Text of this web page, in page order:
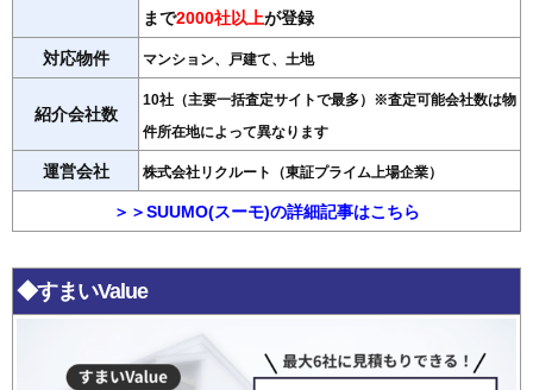
まで2000社以上が登録
対応物件 マンション、戸建て、土地
紹介会社数
10社（主要一括査定サイトで最多）※査定可能会社数は物
件所在地によって異なります
運営会社 株式会社リクルート（東証プライム上場企業）
＞＞SUUMO(スーモ)の詳細記事はこちら
◆すまいValue